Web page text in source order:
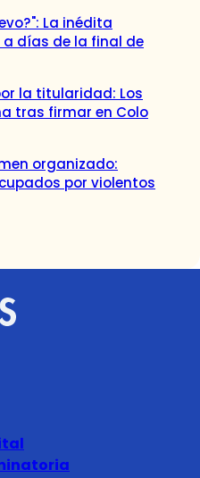
La inédita
a días de la final de
la titularidad: Los
tras firmar en Colo
organizado:
por violentos